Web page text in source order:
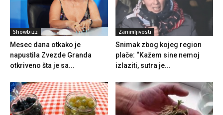
Showbizz
Mesec dana otkako je
napustila Zvezde Granda
otkriveno šta je sa...
Zanimljivosti
Snimak zbog kojeg region
plače: “Kažem sine nemoj
izlaziti, sutra je...